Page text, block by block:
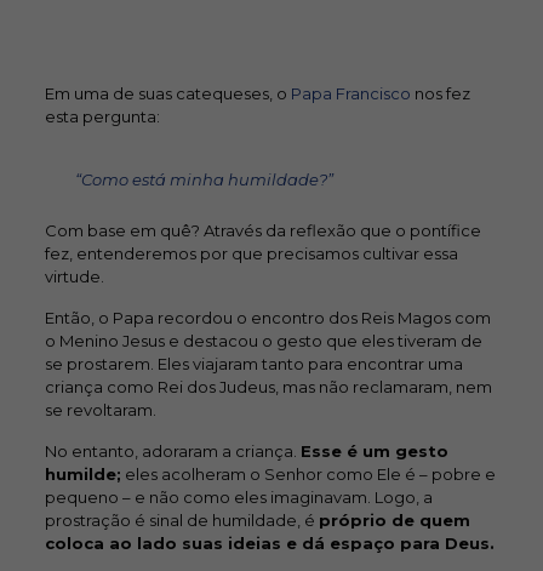
Em uma de suas catequeses, o Papa Francisco nos fez
esta pergunta:
“Como está minha humildade?”
Com base em quê? Através da reflexão que o pontífice
fez, entenderemos por que precisamos cultivar essa
virtude.
Então, o Papa recordou o encontro dos Reis Magos com
o Menino Jesus e destacou o gesto que eles tiveram de
se prostarem. Eles viajaram tanto para encontrar uma
criança como Rei dos Judeus, mas não reclamaram, nem
se revoltaram.
No entanto, adoraram a criança. Esse é um gesto
humilde; eles acolheram o Senhor como Ele é – pobre e
pequeno – e não como eles imaginavam. Logo, a
prostração é sinal de humildade, é próprio de quem
coloca ao lado suas ideias e dá espaço para Deus.